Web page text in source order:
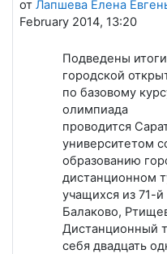
от Лапшева Елена
February 2014, 13:20
Подведены
городской
по базовому
олимпиада
проводится
университетом
образованию
дистанционном
учащихся из 71-
Балаково,
Дистанционный
себя двадцать